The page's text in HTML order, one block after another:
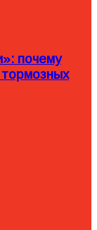
почему